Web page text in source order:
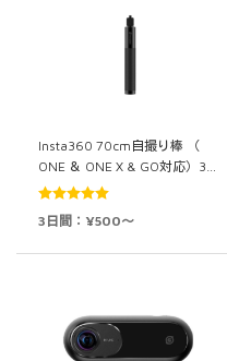
Insta360 70cm自撮り棒 （
ONE ＆ ONE X & GO対応）3…
5段階中
3日間：¥500～